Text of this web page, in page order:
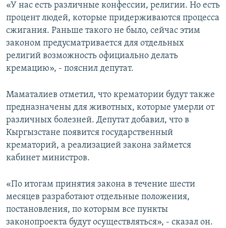
«У нас есть различные конфессии, религии. Но есть
процент людей, которые придерживаются процесса
сжигания. Раньше такого не было, сейчас этим
законом предусматривается для отдельных
религий возможность официально делать
кремацию», - пояснил депутат.
Маматалиев отметил, что крематории будут также
предназначены для животных, которые умерли от
различных болезней. Депутат добавил, что в
Кыргызстане появится государственный
крематорий, а реализацией закона займется
кабинет министров.
«По итогам принятия закона в течение шести
месяцев разработают отдельные положения,
постановления, по которым все пункты
законопроекта будут осуществляться», - сказал он.